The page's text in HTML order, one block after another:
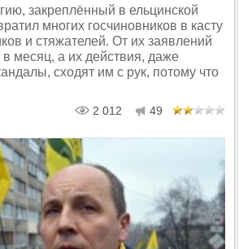
закреплённый в ельцинской
многих госчиновников в касту
и стяжателей. От их заявлений
в месяц, а их действия, даже
сходят им с рук, потому что
2 012 49